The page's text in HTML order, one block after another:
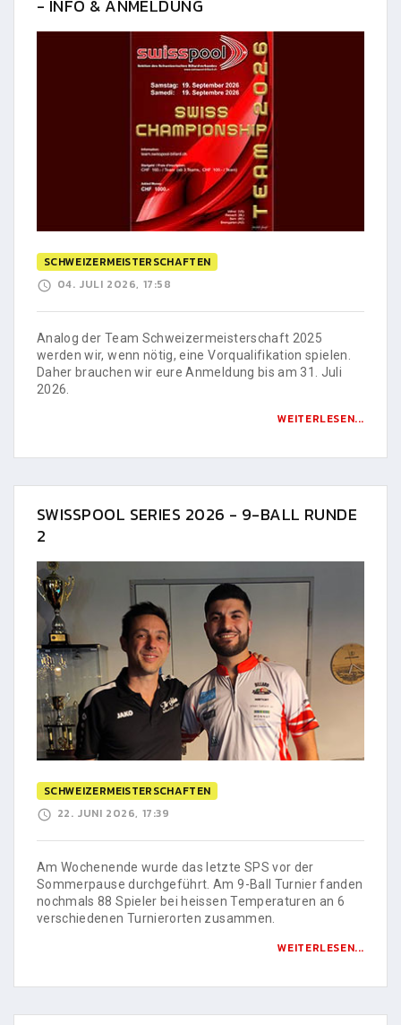
- INFO & ANMELDUNG
SCHWEIZERMEISTERSCHAFTEN
04. JULI 2026, 17:58
Analog der Team Schweizermeisterschaft 2025
werden wir, wenn nötig, eine Vorqualifikation spielen.
Daher brauchen wir eure Anmeldung bis am 31. Juli
2026.
WEITERLESEN...
SWISSPOOL SERIES 2026 - 9-BALL RUNDE
2
SCHWEIZERMEISTERSCHAFTEN
22. JUNI 2026, 17:39
Am Wochenende wurde das letzte SPS vor der
Sommerpause durchgeführt. Am 9-Ball Turnier fanden
nochmals 88 Spieler bei heissen Temperaturen an 6
verschiedenen Turnierorten zusammen.
WEITERLESEN...